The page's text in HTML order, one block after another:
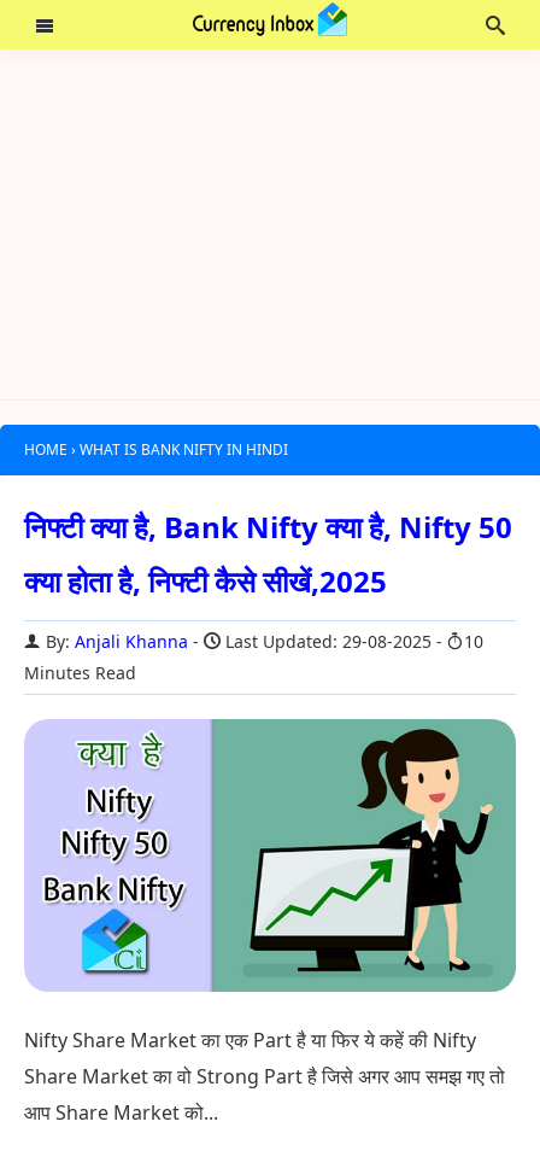
HOME › WHAT IS BANK NIFTY IN HINDI
निफ्टी क्या है, Bank Nifty क्या है, Nifty 50
क्या होता है, निफ्टी कैसे सीखें,2025
By: Anjali Khanna Last Updated: 29-08-2025
10
Minutes Read
Nifty Share Market का एक Part है या फिर ये कहें की Nifty
Share Market का वो Strong Part है जिसे अगर आप समझ गए तो
आप Share Market को...